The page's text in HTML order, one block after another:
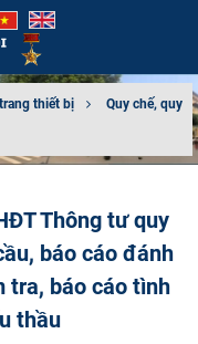
thiết bị
Quy chế, quy
Thông tư quy
báo cáo đánh
tra, báo cáo tình
thầu